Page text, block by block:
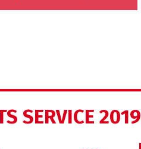
SERVICE 2019